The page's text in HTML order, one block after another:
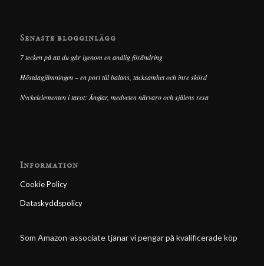
Senaste blogginlägg
7 tecken på att du går igenom en andlig förändring
Höstdagjämningen – en port till balans, tacksamhet och inre skörd
Nyckelelementen i tarot: Änglar, medveten närvaro och själens resa
Information
Cookie Policy
Dataskyddspolicy
Som Amazon-associate tjänar vi pengar på kvalificerade köp